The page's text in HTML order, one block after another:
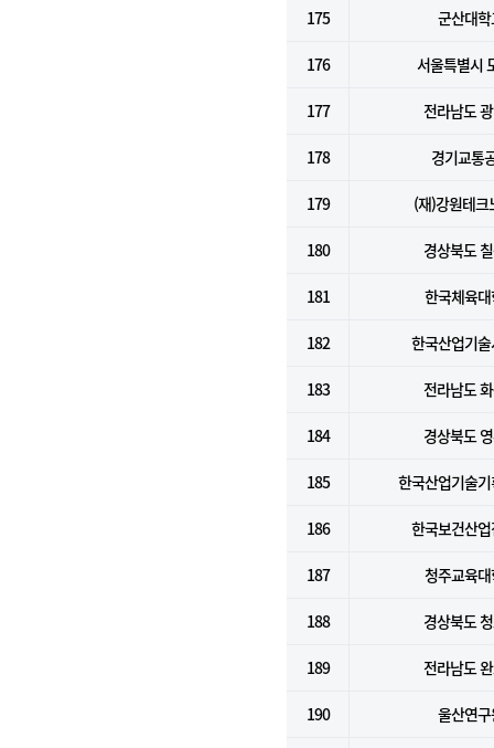
175 군산대
176 서울특별시
177 전라남도
178 경기교통
179 (재)강원테크
180 경상북도
181 한국체육
182 한국산업기
183 전라남도
184 경상북도
185 한국산업기술
186 한국보건산
187 청주교육
188 경상북도
189 전라남도
190 울산연